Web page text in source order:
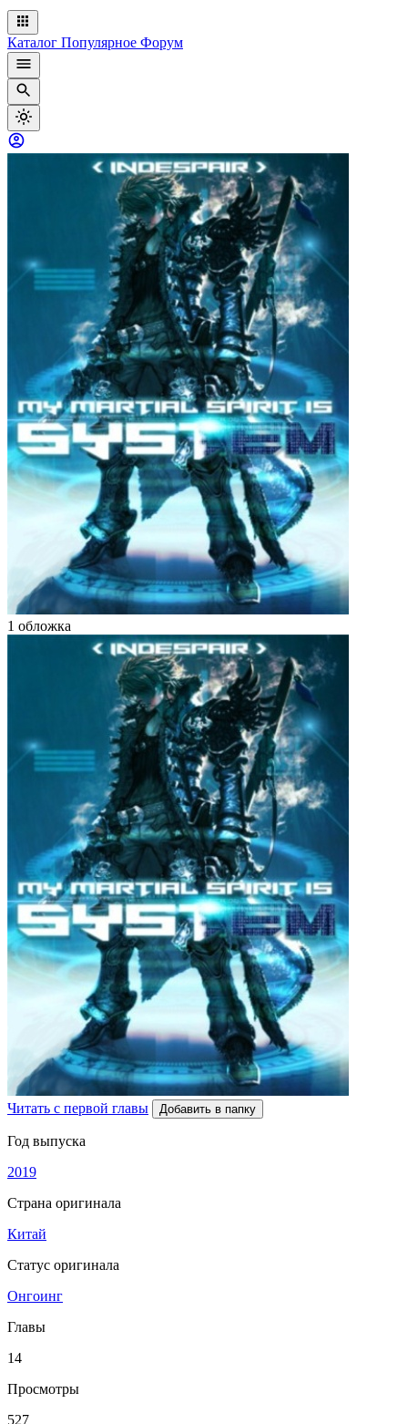
Каталог Популярное Форум
1 обложка
Читать с первой главы Добавить в папку
Год выпуска
2019
Страна оригинала
Китай
Статус оригинала
Онгоинг
Главы
14
Просмотры
527